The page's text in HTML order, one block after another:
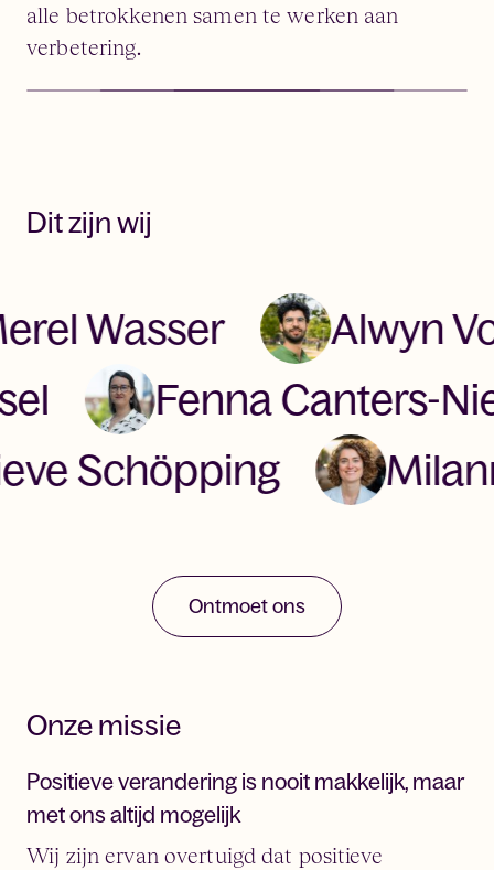
alle betrokkenen samen te werken aan
verbetering.
Dit zijn wij
Wasser
Alwyn
Fenna
Schöpping
Ontmoet ons
Onze missie
Positieve verandering is nooit makkelijk, maar
met ons altijd mogelijk
Wij zijn ervan overtuigd dat positieve